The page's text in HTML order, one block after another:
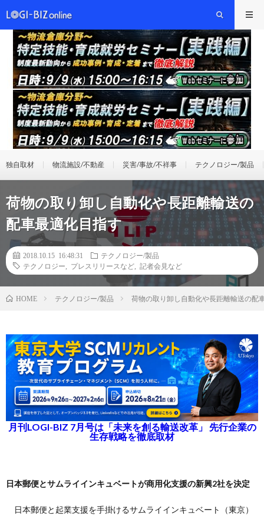
独自取材 物流施設/不動産 災害/事故/不祥事 テクノロジー/製品
荷物の取り卸し自動化や長距離輸送の
配車最適化目指す
2018.10.15 16:48:31
テクノロジー/製品
テクノロジー
プレスリリースなど 記者会見など
HOME テクノロジー/製品 荷物の取り卸し自動化や長距離輸送の配
月刊LOGI-BIZ 7月号は「未来を創る輸送改革」 先行企業の
生存戦略を徹底取材
日本郵便とサムライインキュベートが商用化支援の新興2社を決定
日本郵便と起業支援を手掛けるサムライインキュベート（東京）